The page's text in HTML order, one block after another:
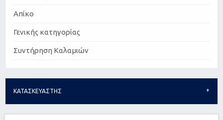
Απίκο
Γενικής κατηγορίας
Συντήρηση Καλαμιών
ΚΑΤΑΣΚΕΥΑΣΤΗΣ